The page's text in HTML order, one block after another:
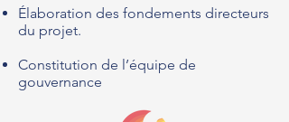
Élaboration des fondements directeurs
du projet.
Constitution de l’équipe de
gouvernance